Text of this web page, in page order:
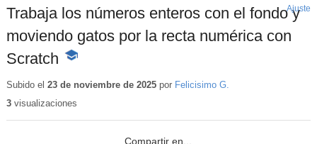
Trabaja los números enteros con el fondo y
moviendo gatos por la recta numérica con
Scratch
-
educativo
Ajuste
Subido el 23 de noviembre de 2025por Felicisimo G.
3visualizaciones